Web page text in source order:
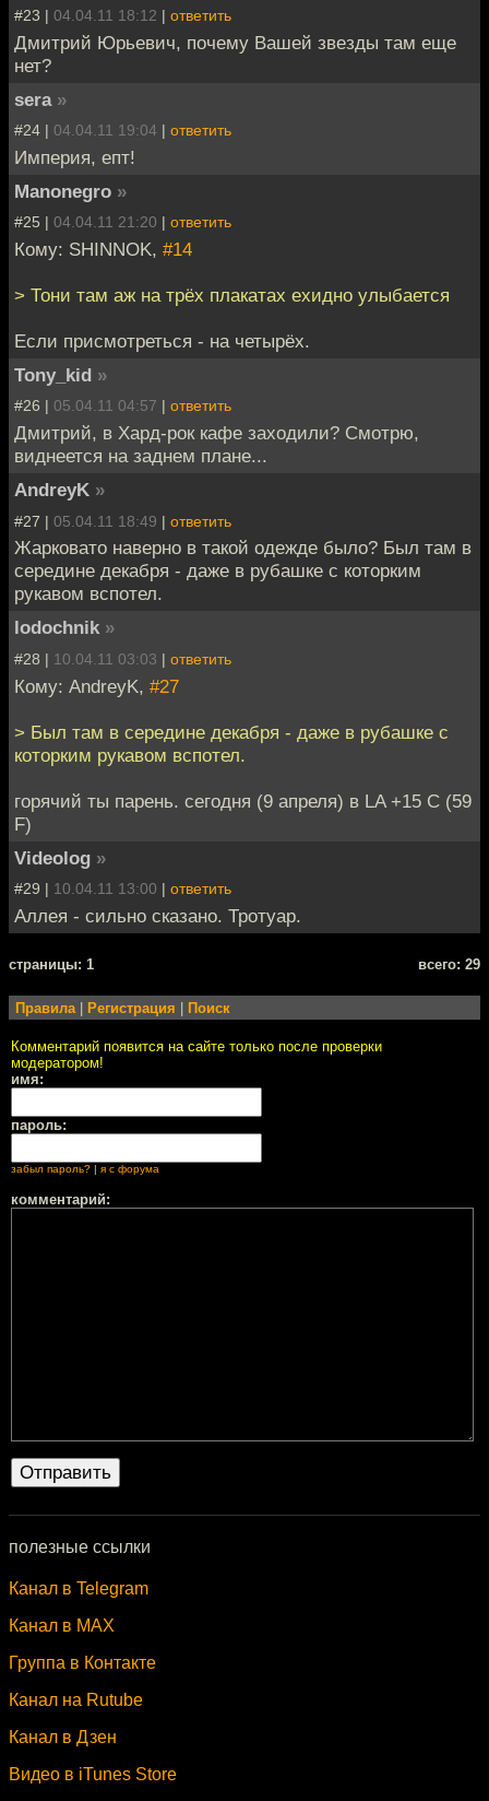
#23 | 04.04.11 18:12 | ответить
Дмитрий Юрьевич, почему Вашей звезды там еще
нет?
sera »
#24 | 04.04.11 19:04 | ответить
Империя, епт!
Manonegro »
#25 | 04.04.11 21:20 | ответить
Кому: SHINNOK, #14
> Тони там аж на трёх плакатах ехидно улыбается
Если присмотреться - на четырёх.
Tony_kid »
#26 | 05.04.11 04:57 | ответить
Дмитрий, в Хард-рок кафе заходили? Смотрю,
виднеется на заднем плане...
AndreyK »
#27 | 05.04.11 18:49 | ответить
Жарковато наверно в такой одежде было? Был там в
середине декабря - даже в рубашке с которким
рукавом вспотел.
lodochnik »
#28 | 10.04.11 03:03 | ответить
Кому: AndreyK, #27
> Был там в середине декабря - даже в рубашке с
которким рукавом вспотел.
горячий ты парень. сегодня (9 апреля) в LA +15 C (59
F)
Videolog »
#29 | 10.04.11 13:00 | ответить
Аллея - сильно сказано. Тротуар.
cтраницы: 1 всего: 29
Правила | Регистрация | Поиск
Комментарий появится на сайте только после проверки
модератором!
имя:
пароль:
забыл пароль? | я с форума
комментарий:
полезные ссылки
Канал в Telegram
Канал в MAX
Группа в Контакте
Канал на Rutube
Канал в Дзен
Видео в iTunes Store